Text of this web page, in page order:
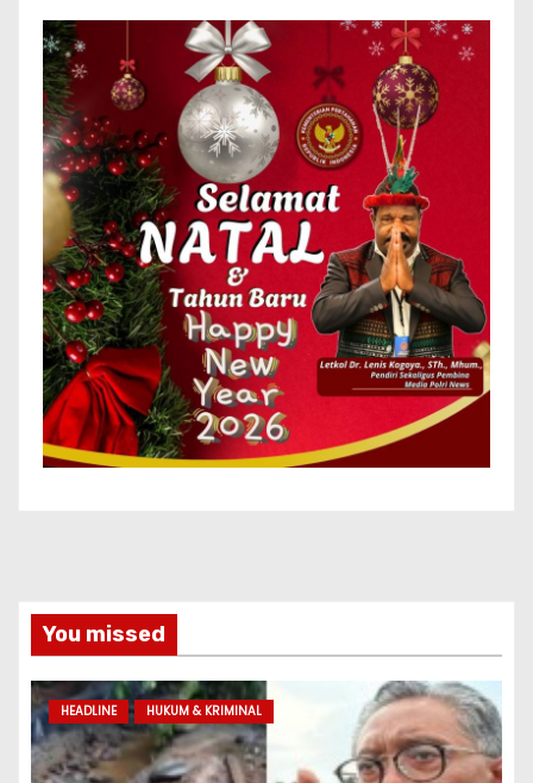
You missed
HEADLINE HUKUM & KRIMINAL